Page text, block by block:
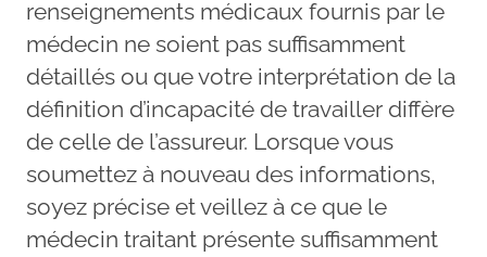
renseignements médicaux fournis par le
médecin ne soient pas suffisamment
détaillés ou que votre interprétation de la
définition d’incapacité de travailler diffère
de celle de l’assureur. Lorsque vous
soumettez à nouveau des informations,
soyez précise et veillez à ce que le
médecin traitant présente suffisamment